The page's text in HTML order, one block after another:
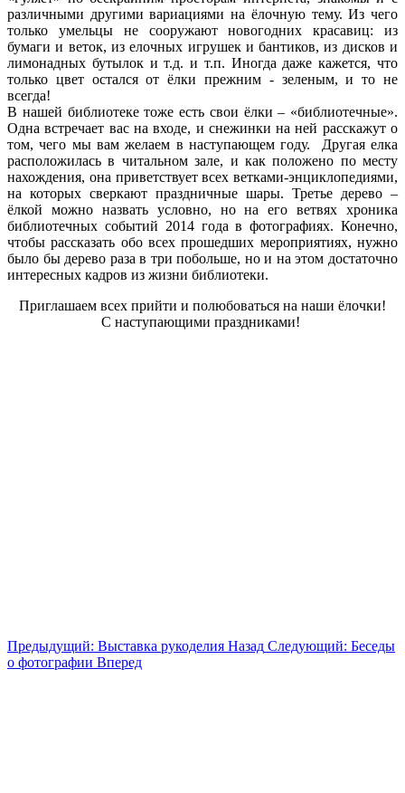
различными другими вариациями на ёлочную тему. Из чего
только умельцы не сооружают новогодних красавиц: из
бумаги и веток, из елочных игрушек и бантиков, из дисков и
лимонадных бутылок и т.д. и т.п. Иногда даже кажется, что
только цвет остался от ёлки прежним - зеленым, и то не
всегда!
В нашей библиотеке тоже есть свои ёлки – «библиотечные».
Одна встречает вас на входе, и снежинки на ней расскажут о
том, чего мы вам желаем в наступающем году. Другая елка
расположилась в читальном зале, и как положено по месту
нахождения, она приветствует всех ветками-энциклопедиями,
на которых сверкают праздничные шары. Третье дерево –
ёлкой можно назвать условно, но на его ветвях хроника
библиотечных событий 2014 года в фотографиях. Конечно,
чтобы рассказать обо всех прошедших мероприятиях, нужно
было бы дерево раза в три побольше, но и на этом достаточно
интересных кадров из жизни библиотеки.
Приглашаем всех прийти и полюбоваться на наши ёлочки!
​С наступающими праздниками!
Предыдущий: Выставка рукоделия Назад Следующий: Беседы
о фотографии Вперед